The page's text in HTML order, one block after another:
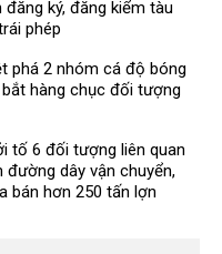
đăng ký, đăng kiểm tàu
phép
phá 2 nhóm cá độ bóng
hàng chục đối tượng
tố 6 đối tượng liên quan
đường dây vận chuyển,
bán hơn 250 tấn lợn